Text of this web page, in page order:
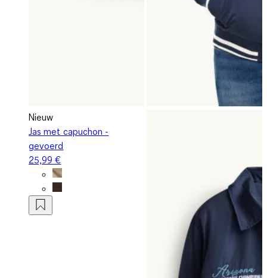
Nieuw
Jas met capuchon -
gevoerd
25,99 €